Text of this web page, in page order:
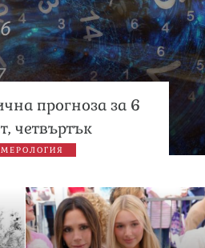
прогноза за 6
четвъртък